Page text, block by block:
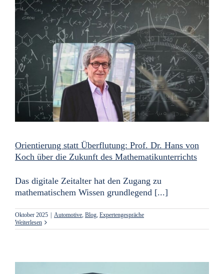
Orientierung statt Überflutung: Prof. Dr. Hans von
Koch über die Zukunft des Mathematikunterrichts
Das digitale Zeitalter hat den Zugang zu
mathematischem Wissen grundlegend [...]
Oktober 2025 Automotive, Blog, Expertengespräche
Weiterlesen